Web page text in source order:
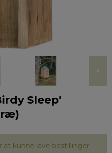
Sleep'
kunne lave bestillinger